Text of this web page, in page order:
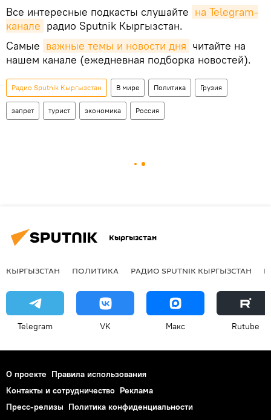
Все интересные подкасты слушайте на Telegram-
канале радио Sputnik Кыргызстан.
Самые важные темы и новости дня читайте на
нашем канале (ежедневная подборка новостей).
Радио Sputnik Кыргызстан В мире Политика Грузия
запрет турист экономика Россия
Кыргызстан
КЫРГЫЗСТАН ПОЛИТИКА РАДИО SPUTNIK КЫРГЫЗСТАН
Telegram VK Макс Rutube
О проекте Правила использования
Контакты и сотрудничество Реклама
Пресс-релизы Политика конфиденциальности